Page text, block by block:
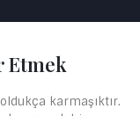
Etmek
karmaşıktır.